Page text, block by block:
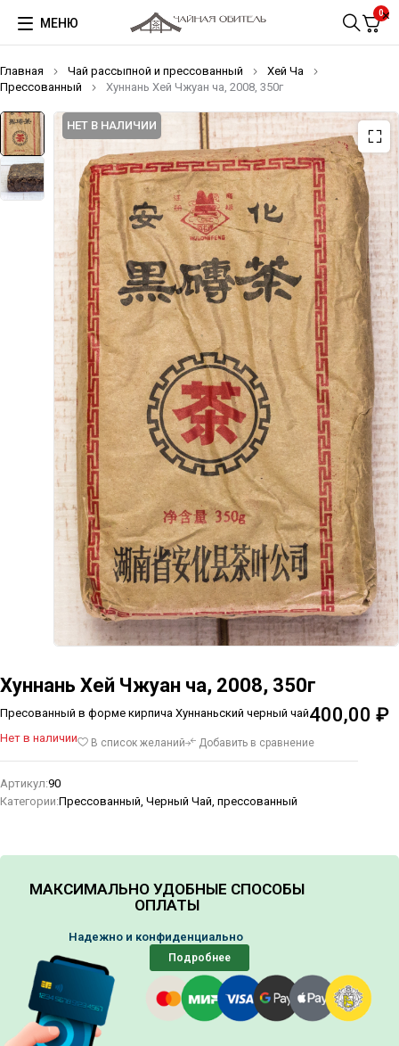
МЕНЮ
0
Главная Чай рассыпной и прессованный
Хей Ча
Прессованный
Хуннань Хей Чжуан ча, 2008, 350г
НЕТ В НАЛИЧИИ
Хуннань Хей Чжуан ча, 2008, 350г
Пресованный в форме кирпича Хуннаньский черный чай400,00 ₽
Нет в наличии В список желаний Добавить в сравнение
Артикул:90
Категории:Прессованный, Черный Чай, прессованный
МАКСИМАЛЬНО УДОБНЫЕ СПОСОБЫ
ОПЛАТЫ
Надежно и конфиденциально
Подробнее